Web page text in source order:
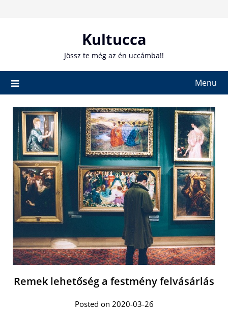
Kultucca
Jössz te még az én uccámba!!
Menu
Remek lehetőség a festmény felvásárlás
Posted on 2020-03-26